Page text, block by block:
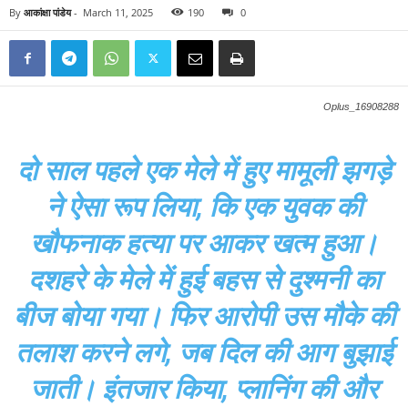
By आकांक्षा पांडेय- March 11, 2025 190 0
Oplus_16908288
दो साल पहले एक मेले में हुए मामूली झगड़े
ने ऐसा रूप लिया, कि एक युवक की
खौफनाक हत्या पर आकर खत्म हुआ।
दशहरे के मेले में हुई बहस से दुश्मनी का
बीज बोया गया। फिर आरोपी उस मौके की
तलाश करने लगे, जब दिल की आग बुझाई
जाती। इंतजार किया, प्लानिंग की और